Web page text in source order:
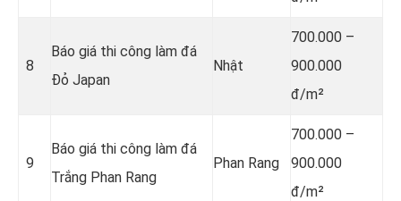
8
Báo giá thi công làm đá
Đỏ Japan
Nhật
700.000 –
900.000
đ/m²
9
Báo giá thi công làm đá
Trắng Phan Rang
Phan Rang
700.000 –
900.000
đ/m²